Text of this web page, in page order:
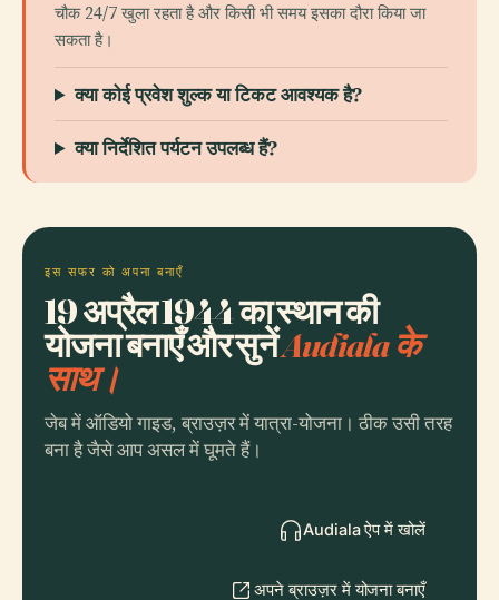
चौक 24/7 खुला रहता है और किसी भी समय इसका दौरा किया जा
सकता है।
क्या कोई प्रवेश शुल्क या टिकट आवश्यक है?
क्या निर्देशित पर्यटन उपलब्ध हैं?
इस सफर को अपना बनाएँ
19 अप्रैल 1944 का स्थान की
योजना बनाएँ और सुनेंAudiala के
साथ।
जेब में ऑडियो गाइड, ब्राउज़र में यात्रा-योजना। ठीक उसी तरह
बना है जैसे आप असल में घूमते हैं।
Audiala ऐप में खोलें
अपने ब्राउज़र में योजना बनाएँ